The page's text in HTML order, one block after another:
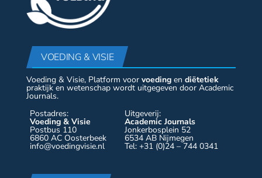
VOEDING & VISIE
Voeding & Visie, Platform voor voeding en diëtetiek
praktijk en wetenschap wordt uitgegeven door Academic
Journals.
Postadres:
Voeding & Visie
Postbus 110
6860 AC Oosterbeek
info@voedingvisie.nl
Uitgeverij:
Academic Journals
Jonkerbosplein 52
6534 AB Nijmegen
Tel: +31 (0)24 – 744 0341